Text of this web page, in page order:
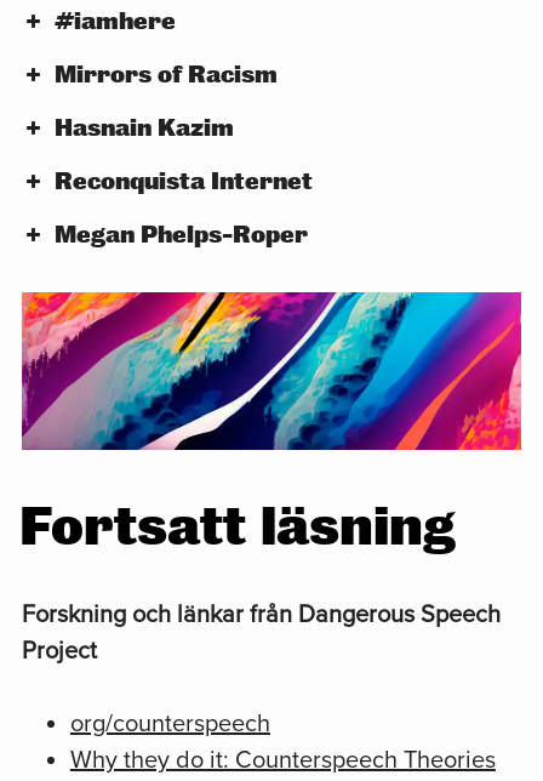
inom yttrandefrihet
#iamhere
Mirrors of Racism
Hasnain Kazim
Reconquista Internet
Megan Phelps-Roper
Fortsatt läsning
Forskning och länkar från Dangerous Speech
Project
org/counterspeech
Why they do it: Counterspeech Theories